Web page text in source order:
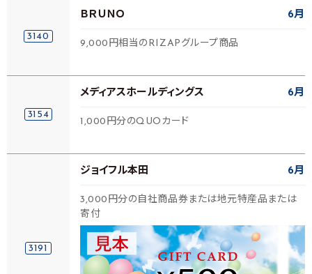
3140
ＢＲＵＮＯ 6月
9,000円相当のRIZAPグループ商品
3154
メディアスホールディングス 6月
1,000円分のQUOカード
3191
ジョイフル本田 6月
3,000円分の自社商品券または地元特産品または
寄付